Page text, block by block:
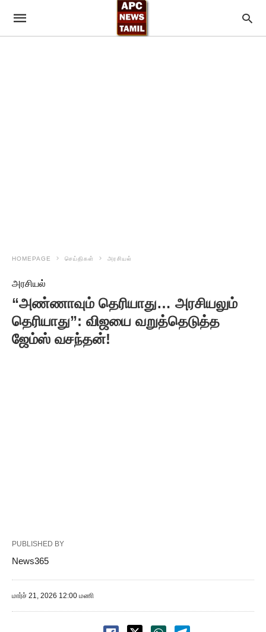
HOMEPAGE செய்திகள் அரசியல்
அரசியல்
“அண்ணாவும் தெரியாது… அரசியலும்
தெரியாது”: விஜயை வறுத்தெடுத்த
ஜேம்ஸ் வசந்தன்!
PUBLISHED BY
News365
மார்ச் 21, 2026 12:00 மணி